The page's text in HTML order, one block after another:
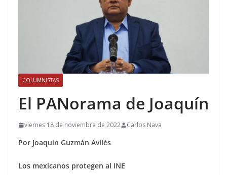
COLUMNISTAS
El PANorama de Joaquín
viernes 18 de noviembre de 2022 Carlos Nava
Por Joaquín Guzmán Avilés
Los mexicanos protegen al INE